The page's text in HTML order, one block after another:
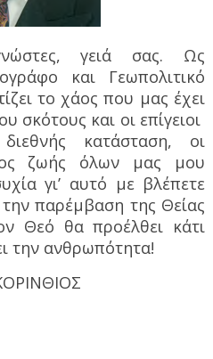
γειά σας. Ως
και Γεωπολιτικό
το χάος που μας έχει
σκότους και οι επίγειοι
κατάσταση, οι
ζωής όλων μας μου
γι’ αυτό με βλέπετε
παρέμβαση της Θείας
Θεό θα προέλθει κάτι
την ανθρωπότητα!